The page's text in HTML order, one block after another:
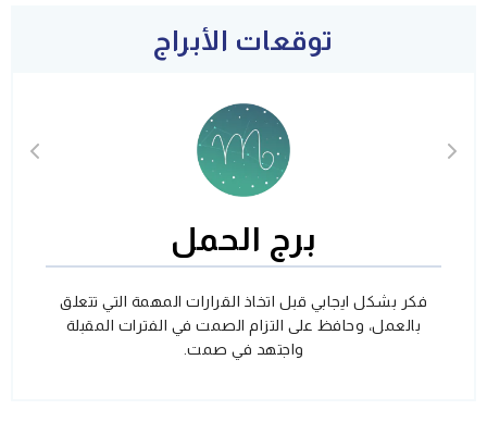
توقعات الأبراج
برج الحمل
فكر بشكل ايجابي قبل اتخاذ القرارات المهمة التي تتعلق
بالعمل، وحافظ على التزام الصمت في الفترات المقبلة
واجتهد في صمت.